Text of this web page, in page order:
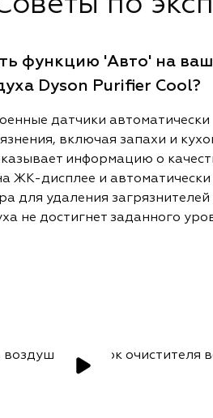
функцию 'Авто' на
Dyson Purifier Cool?
датчики автоматически
включая запахи и
информацию о
ЖК-дисплее и автоматически
для удаления загрязнителей
не достигнет заданного